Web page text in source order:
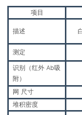
项目
描述
测定
识别（红外 Ab吸
附）
网 尺寸
堆积密度